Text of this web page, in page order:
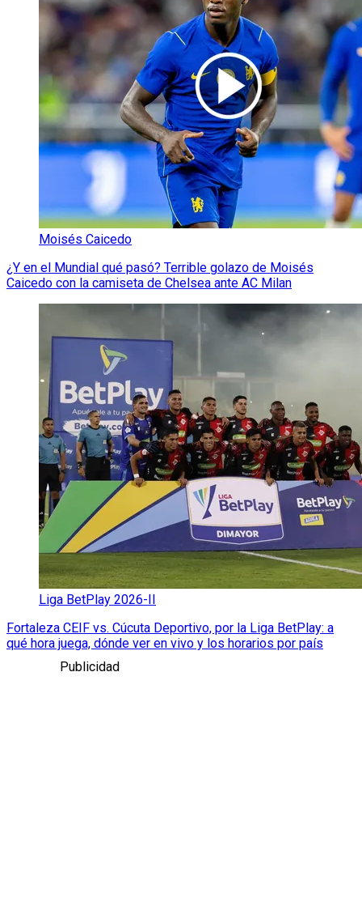
Moisés Caicedo
¿Y en el Mundial qué pasó? Terrible golazo de Moisés
Caicedo con la camiseta de Chelsea ante AC Milan
Liga BetPlay 2026-II
Fortaleza CEIF vs. Cúcuta Deportivo, por la Liga BetPlay: a
qué hora juega, dónde ver en vivo y los horarios por país
Publicidad